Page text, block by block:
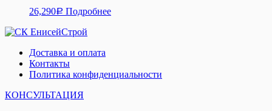
26,290Р Подробнее
Доставка и оплата
Контакты
Политика конфиденциальности
КОНСУЛЬТАЦИЯ